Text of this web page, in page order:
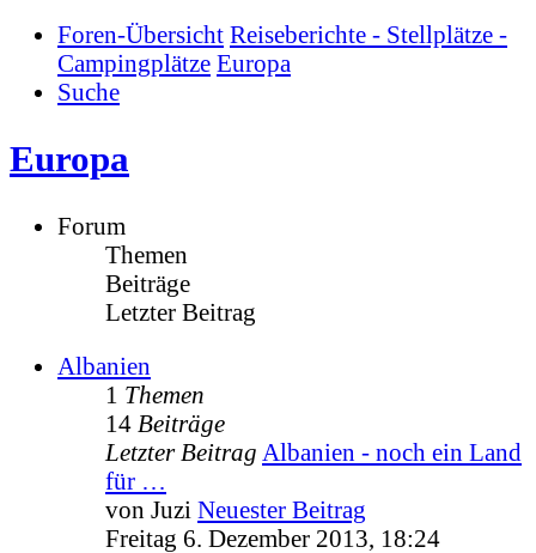
Foren-Übersicht Reiseberichte - Stellplätze -
Campingplätze Europa
Suche
Europa
Forum
Themen
Beiträge
Letzter Beitrag
Albanien
1 Themen
14 Beiträge
Letzter Beitrag Albanien - noch ein Land
für …
von Juzi Neuester Beitrag
Freitag 6. Dezember 2013, 18:24